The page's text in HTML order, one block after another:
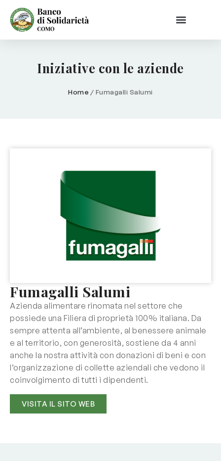
Iniziative con le aziende
Home / Fumagalli Salumi
Fumagalli Salumi
Azienda alimentare rinomata nel settore che
possiede una Filiera di proprietà 100% italiana. Da
sempre attenta all’ambiente, al benessere animale
e al territorio, con generosità, sostiene da 4 anni
anche la nostra attività con donazioni di beni e con
l’organizzazione di collette aziendali che vedono il
coinvolgimento di tutti i dipendenti.
VISITA IL SITO WEB